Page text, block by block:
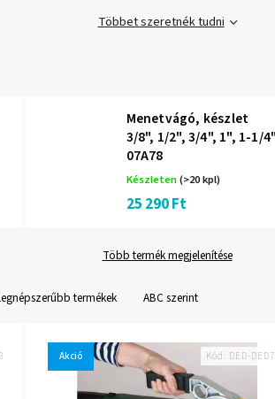
Többet szeretnék tudni
Menetvágó, készlet
3/8", 1/2", 3/4", 1", 1-1/4"
07A78
Készleten(>20 kpl)
25 290 Ft
Több termék megjelenítése
termékek ABC szerint
Akció Kód: DED-